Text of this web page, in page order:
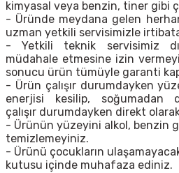
kimyasal veya benzin, tiner gibi
- Üründe meydana gelen
uzman yetkili servisimizle
- Yetkili teknik servisimiz
müdahale etmesine izin
sonucu ürün tümüyle garanti
- Ürün çalışır durumdayken
enerjisi kesilip, soğumadan
çalışır durumdayken direkt
- Ürünün yüzeyini alkol, benzin
temizlemeyiniz.
- Ürünü çocukların
kutusu içinde muhafaza ediniz.